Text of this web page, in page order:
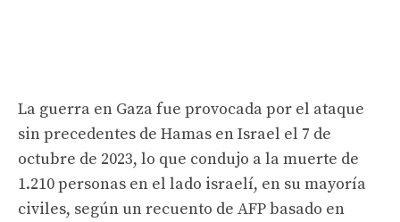
La guerra en Gaza fue provocada por el ataque
sin precedentes de Hamas en Israel el 7 de
octubre de 2023, lo que condujo a la muerte de
1.210 personas en el lado israelí, en su mayoría
civiles, según un recuento de AFP basado en